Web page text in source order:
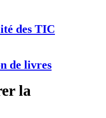
des TIC
de livres
la